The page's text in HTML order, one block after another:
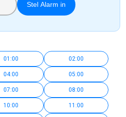
Stel Alarm in
01:00 02:00
04:00 05:00
07:00 08:00
10:00 11:00